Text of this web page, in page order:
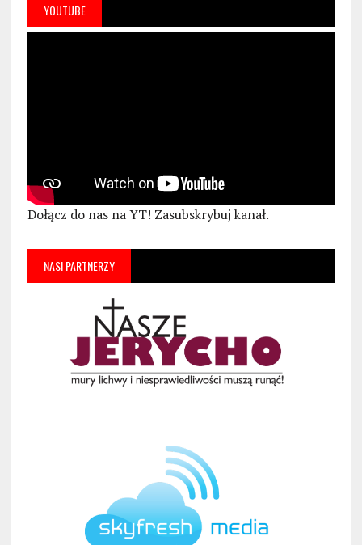
YOUTUBE
Dołącz do nas na YT! Zasubskrybuj kanał.
NASI PARTNERZY